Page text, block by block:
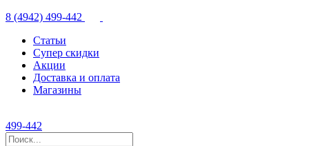
8 (4942) 499-442
Статьи
Супер скидки
Акции
Доставка и оплата
Магазины
499-442